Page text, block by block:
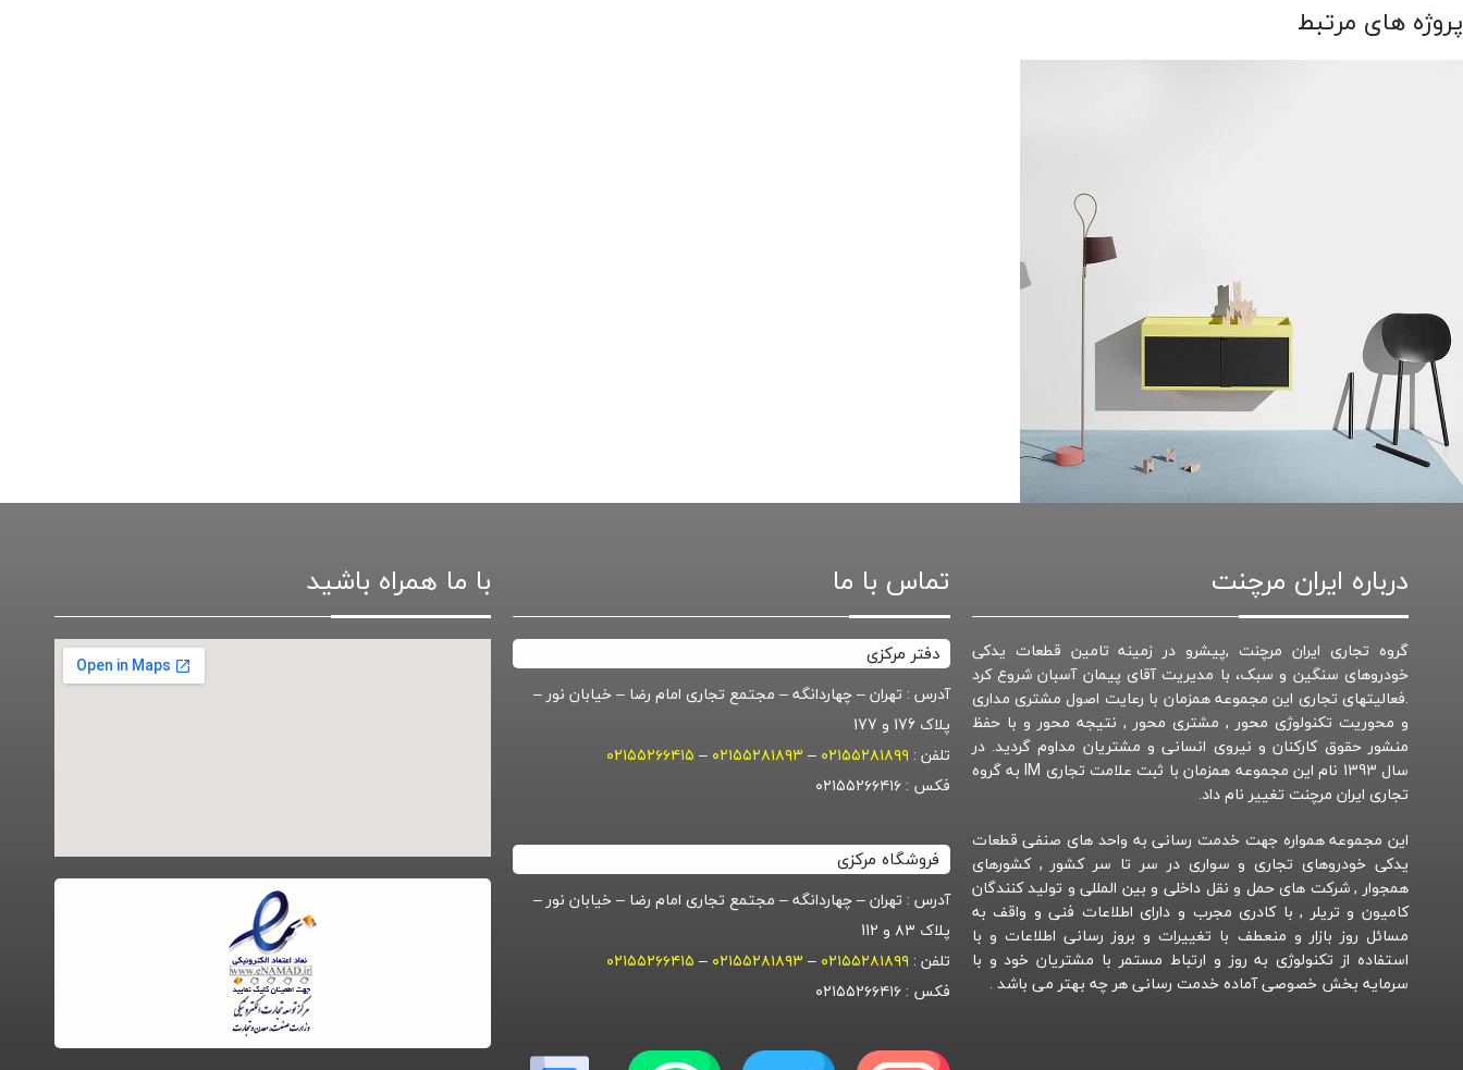
پروژه های مرتبط
Suspendisse quam at vestibulum
درباره ایران مرچنت
گروه تجاری ایران مرچنت ,پیشرو در زمینه تامین قطعات یدکی
خودروهای سنگین و سبک، با مدیریت آقای پیمان آسبان شروع کرد
.فعالیتهای تجاری این مجموعه همزمان با رعایت اصول مشتری مداری
و محوریت تکنولوژی محور , مشتری محور , نتیجه محور و با حفظ
منشور حقوق کارکنان و نیروی انسانی و مشتریان مداوم گردید. در
سال 1393 نام این مجموعه همزمان با ثبت علامت تجاری IM به گروه
تجاری ایران مرچنت تغییر نام داد.
این مجموعه همواره جهت خدمت رسانی به واحد های صنفی قطعات
یدکی خودروهای تجاری و سواری در سر تا سر کشور , کشورهای
همجوار , شرکت های حمل و نقل داخلی و بین المللی و تولید کنندگان
کامیون و تریلر , با کادری مجرب و دارای اطلاعات فنی و واقف به
مسائل روز بازار و منعطف با تغییرات و بروز رسانی اطلاعات و با
استفاده از تکنولوژی به روز و ارتباط مستمر با مشتریان خود و با
سرمایه بخش خصوصی آماده خدمت رسانی هر چه بهتر می باشد .
تماس با ما
دفتر مرکزی
آدرس : تهران – چهاردانگه – مجتمع تجاری امام رضا – خیابان نور –
پلاک 176 و 177
تلفن : ۰۲۱۵۵۲۸۱۸۹۹ – ۰۲۱۵۵۲۸۱۸۹۳ – ۰۲۱۵۵۲۶۶۴۱۵
فکس : ۰۲۱۵۵۲۶۶۴۱۶
فروشگاه مرکزی
آدرس : تهران – چهاردانگه – مجتمع تجاری امام رضا – خیابان نور –
پلاک ۸۳ و 112
تلفن : ۰۲۱۵۵۲۸۱۸۹۹ – ۰۲۱۵۵۲۸۱۸۹۳ – ۰۲۱۵۵۲۶۶۴۱۵
فکس : ۰۲۱۵۵۲۶۶۴۱۶
با ما همراه باشید